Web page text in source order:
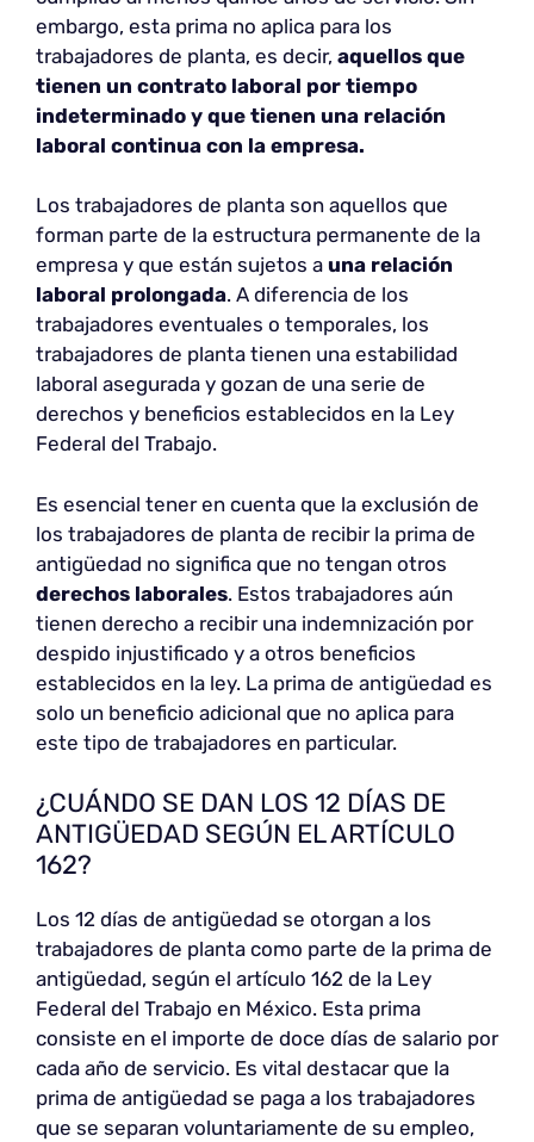
embargo, esta prima no aplica para los
trabajadores de planta, es decir, aquellos que
tienen un contrato laboral por tiempo
indeterminado y que tienen una relación
laboral continua con la empresa.
Los trabajadores de planta son aquellos que
forman parte de la estructura permanente de la
empresa y que están sujetos a una relación
laboral prolongada. A diferencia de los
trabajadores eventuales o temporales, los
trabajadores de planta tienen una estabilidad
laboral asegurada y gozan de una serie de
derechos y beneficios establecidos en la Ley
Federal del Trabajo.
Es esencial tener en cuenta que la exclusión de
los trabajadores de planta de recibir la prima de
antigüedad no significa que no tengan otros
derechos laborales. Estos trabajadores aún
tienen derecho a recibir una indemnización por
despido injustificado y a otros beneficios
establecidos en la ley. La prima de antigüedad es
solo un beneficio adicional que no aplica para
este tipo de trabajadores en particular.
¿CUÁNDO SE DAN LOS 12 DÍAS DE
ANTIGÜEDAD SEGÚN EL ARTÍCULO
162?
Los 12 días de antigüedad se otorgan a los
trabajadores de planta como parte de la prima de
antigüedad, según el artículo 162 de la Ley
Federal del Trabajo en México. Esta prima
consiste en el importe de doce días de salario por
cada año de servicio. Es vital destacar que la
prima de antigüedad se paga a los trabajadores
que se separan voluntariamente de su empleo,